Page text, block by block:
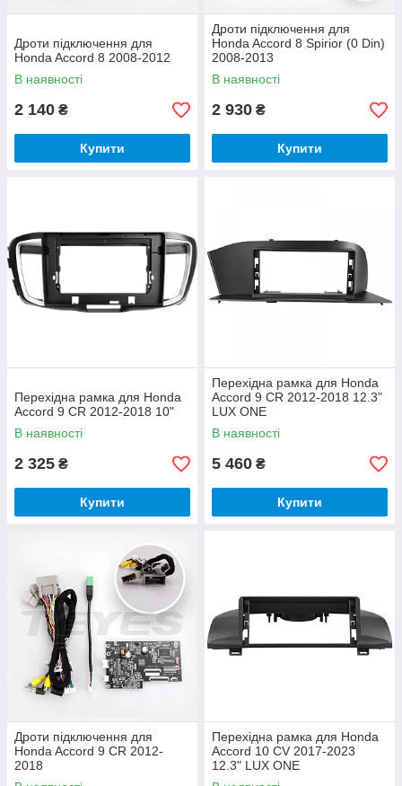
Дроти підключення для
Honda Accord 8 2008-2012
В наявності
2 140 ₴
Купити
Дроти підключення для
Honda Accord 8 Spirior (0 Din)
2008-2013
В наявності
2 930 ₴
Купити
Перехідна рамка для Honda
Accord 9 CR 2012-2018 10"
В наявності
2 325 ₴
Купити
Перехідна рамка для Honda
Accord 9 CR 2012-2018 12.3"
LUX ONE
В наявності
5 460 ₴
Купити
Дроти підключення для
Honda Accord 9 CR 2012-
2018
Перехідна рамка для Honda
Accord 10 CV 2017-2023
12.3" LUX ONE